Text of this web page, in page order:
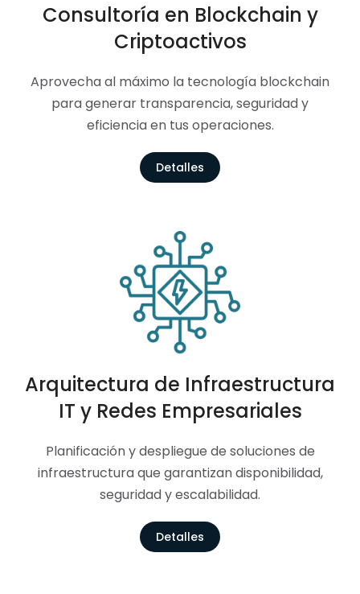
Consultoría en Blockchain y
Criptoactivos
Aprovecha al máximo la tecnología blockchain
para generar transparencia, seguridad y
eficiencia en tus operaciones.
Detalles
Arquitectura de Infraestructura
IT y Redes Empresariales
Planificación y despliegue de soluciones de
infraestructura que garantizan disponibilidad,
seguridad y escalabilidad.
Detalles